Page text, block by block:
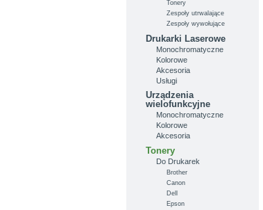
Tonery
Zespoły utrwalające
Zespoły wywołujące
Drukarki Laserowe
Monochromatyczne
Kolorowe
Akcesoria
Usługi
Urządzenia
wielofunkcyjne
Monochromatyczne
Kolorowe
Akcesoria
Tonery
Do Drukarek
Brother
Canon
Dell
Epson